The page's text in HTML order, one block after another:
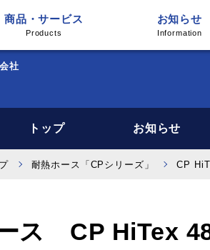
商品・サービス
Products
お知らせ
Information
社
トップ お知らせ
耐熱ホース「CPシリーズ」 CP
ス CP HiTex